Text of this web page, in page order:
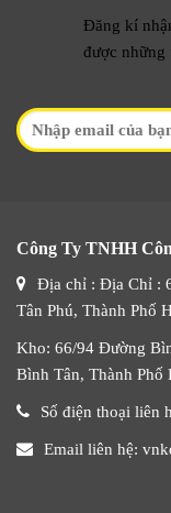
Đăng kí
được những
Công Ty TNHH
Địa chỉ : Địa Chỉ :
Tân Phú, Thành Phố
Kho: 66/94 Đường
Bình Tân, Thành Phố
Số điện thoại liên
Email liên hệ: